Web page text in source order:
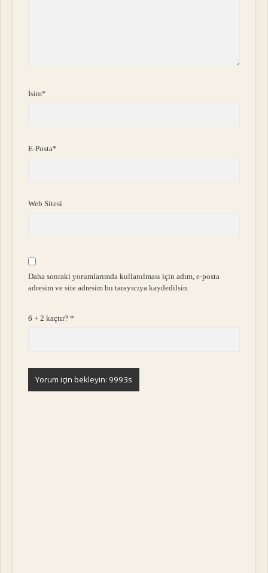
İsim*
E-Posta*
Web Sitesi
Daha sonraki yorumlarımda kullanılması için adım, e-posta
adresim ve site adresim bu tarayıcıya kaydedilsin.
6 + 2 kaçtır?*